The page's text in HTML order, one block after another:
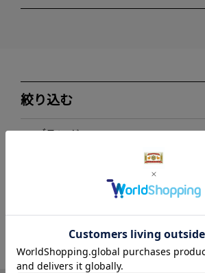
絞り込む
ブランド